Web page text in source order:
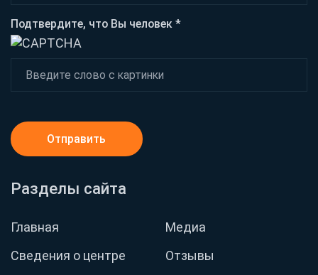
Разделы сайта
Главная
Сведения о центре
Медиа
Отзывы
Подтвердите, что Вы человек *
Отправить